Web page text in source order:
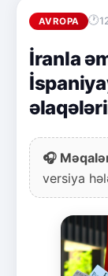
AVROPA
İranla
🎧
versiya